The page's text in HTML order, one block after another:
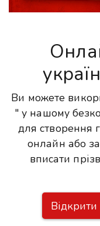
Ви можете
" у нашому
для створення
онлайн або
вписати